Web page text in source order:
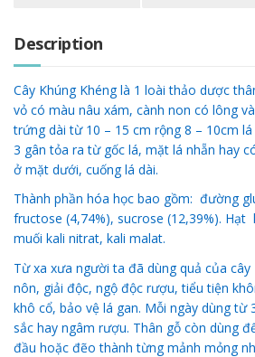
Description
Cây Khúng Khéng là 1 loài thảo dược
vỏ có màu nâu xám, cành non có lông
trứng dài từ 10 – 15 cm rộng 8 – 10cm
3 gân tỏa ra từ gốc lá, mặt lá nhẵn hay
ở mặt dưới, cuống lá dài.
Thành phần hóa học bao gồm: đường
fructose (4,74%), sucrose (12,39%). Hạt
muối kali nitrat, kali malat.
Từ xa xưa người ta đã dùng quả của cây
nôn, giải độc, ngộ độc rượu, tiểu tiện
khô cổ, bảo vệ lá gan. Mỗi ngày dùng từ
sắc hay ngâm rượu. Thân gỗ còn dùng
đầu hoặc đẽo thành từng mảnh mỏng